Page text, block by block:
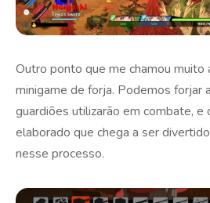
Outro ponto que me chamou muito
minigame de forja. Podemos forjar
guardiões utilizarão em combate,
elaborado que chega a ser
nesse processo.